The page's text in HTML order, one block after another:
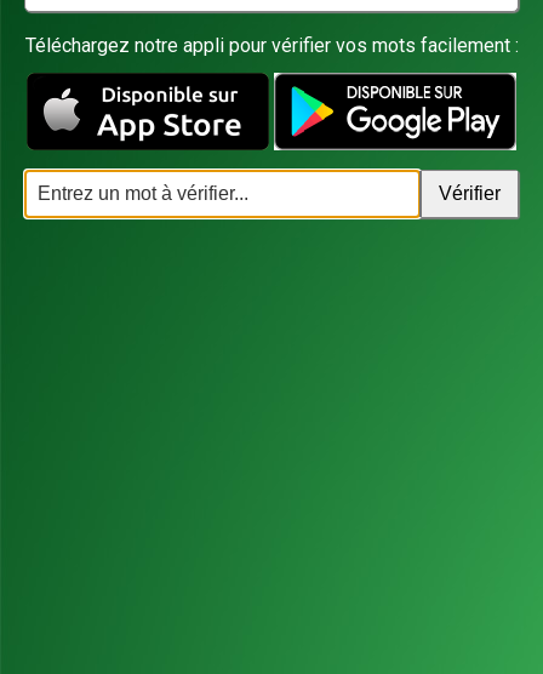
Téléchargez notre appli pour vérifier vos mots facilement :